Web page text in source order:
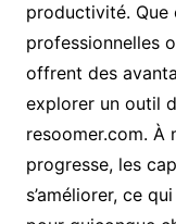
productivité. Que
professionnelles
offrent des
explorer un outil
resoomer.com. À
progresse, les
s’améliorer, ce